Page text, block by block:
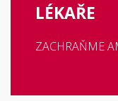
LÉKAŘE
ZACHRAŇME